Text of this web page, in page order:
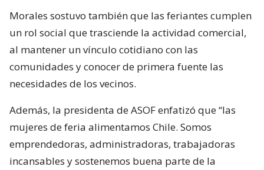
Morales sostuvo también que las feriantes cumplen
un rol social que trasciende la actividad comercial,
al mantener un vínculo cotidiano con las
comunidades y conocer de primera fuente las
necesidades de los vecinos.
Además, la presidenta de ASOF enfatizó que “las
mujeres de feria alimentamos Chile. Somos
emprendedoras, administradoras, trabajadoras
incansables y sostenemos buena parte de la